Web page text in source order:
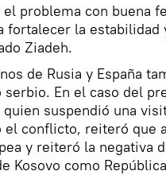
problema con buena
fortalecer la estabilidad
Ziadeh.
de Rusia y España
En el caso del
quien suspendió una
el conflicto, reiteró que
y reiteró la negativa
Kosovo como